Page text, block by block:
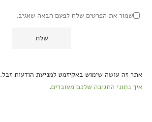
שמור את הפרטים שלח לפעם הבאה שאגיב.
אתר זה עושה שימוש באקיזמט למניעת הודעות זבל.
איך נתוני התגובה שלכם מעובדים.